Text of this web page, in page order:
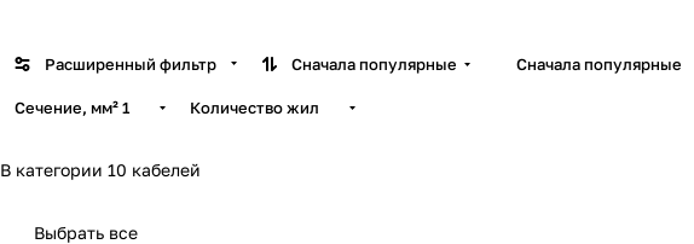
Расширенный фильтр Сначала популярные Сначала популярные
Сечение, мм²1 Количество жил
В категории 10 кабелей
Выбрать все